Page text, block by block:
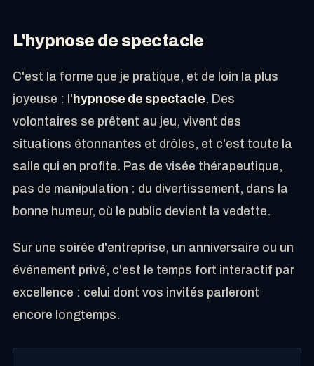
L'hypnose de spectacle
C'est la forme que je pratique, et de loin la plus
joyeuse : l' hypnose de spectacle. Des
volontaires se prêtent au jeu, vivent des
situations étonnantes et drôles, et c'est toute la
salle qui en profite. Pas de visée thérapeutique,
pas de manipulation : du divertissement, dans la
bonne humeur, où le public devient la vedette.
Sur une soirée d'entreprise, un anniversaire ou un
événement privé, c'est le temps fort interactif par
excellence : celui dont vos invités parleront
encore longtemps.